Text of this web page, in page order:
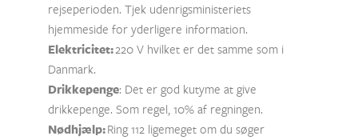
rejseperioden. Tjek udenrigsministeriets
hjemmeside for yderligere information.
Elektricitet:220 V hvilket er det samme som i
Danmark.
Drikkepenge: Det er god kutyme at give
drikkepenge. Som regel, 10% af regningen.
Nødhjælp:Ring 112 ligemeget om du søger